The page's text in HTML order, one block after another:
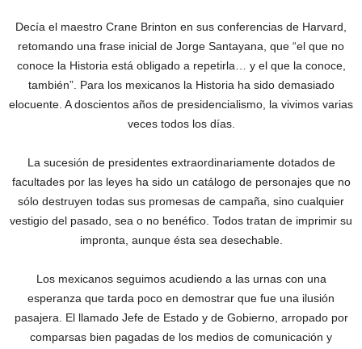
Decía el maestro Crane Brinton en sus conferencias de Harvard,
retomando una frase inicial de Jorge Santayana, que “el que no
conoce la Historia está obligado a repetirla… y el que la conoce,
también”. Para los mexicanos la Historia ha sido demasiado
elocuente. A doscientos años de presidencialismo, la vivimos varias
veces todos los días.
‎La sucesión de presidentes extraordinariamente dotados de
facultades por las leyes ha sido un catálogo de personajes que no
sólo destruyen todas sus promesas de campaña, sino cualquier
vestigio del pasado, sea o no benéfico. Todos tratan de imprimir su
impronta, aunque ésta sea desechable.
‎Los mexicanos seguimos acudiendo a las urnas con una
esperanza que tarda poco en demostrar que fue una ilusión
pasajera. El llamado Jefe de Estado y de Gobierno, arropado por
comparsas bien pagadas de los medios de comunicación y